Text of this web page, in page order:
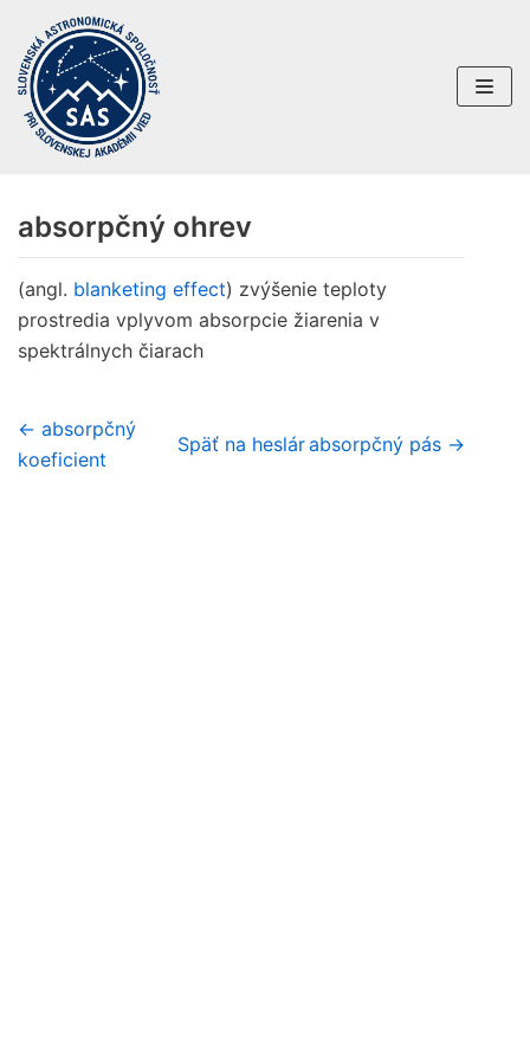
Preskočiť
na
obsah
absorpčný ohrev
(angl. blanketing effect) zvýšenie teploty
prostredia vplyvom absorpcie žiarenia v
spektrálnych čiarach
← absorpčný
koeficient
Späť na heslárabsorpčný pás →